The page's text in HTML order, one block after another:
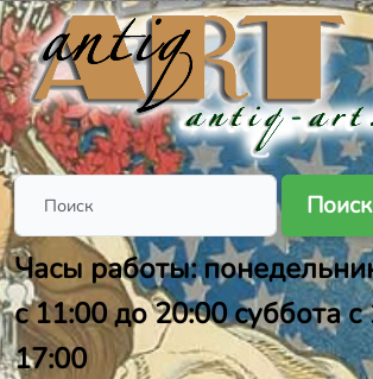
Поиск
Часы работы:
с 11:00 до 20:00 суббота
17:00